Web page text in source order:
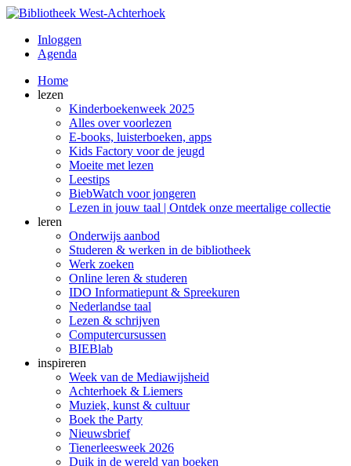
Inloggen
Agenda
Home
lezen
Kinderboekenweek 2025
Alles over voorlezen
E-books, luisterboeken, apps
Kids Factory voor de jeugd
Moeite met lezen
Leestips
BiebWatch voor jongeren
Lezen in jouw taal | Ontdek onze meertalige collectie
leren
Onderwijs aanbod
Studeren & werken in de bibliotheek
Werk zoeken
Online leren & studeren
IDO Informatiepunt & Spreekuren
Nederlandse taal
Lezen & schrijven
Computercursussen
BIEBlab
inspireren
Week van de Mediawijsheid
Achterhoek & Liemers
Muziek, kunst & cultuur
Boek the Party
Nieuwsbrief
Tienerleesweek 2026
Duik in de wereld van boeken